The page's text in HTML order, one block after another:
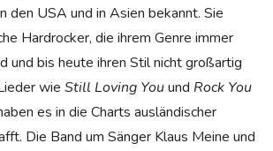
den USA und in Asien bekannt. Sie
Hardrocker, die ihrem Genre immer
und bis heute ihren Stil nicht großartig
wie Still Loving Youund Rock You
es in die Charts ausländischer
Die Band um Sänger Klaus Meine und